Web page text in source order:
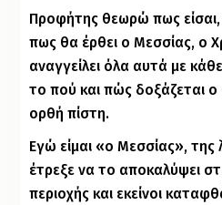
Προφήτης θεωρώ πως είσαι,
πως θα έρθει ο Μεσσίας, ο
αναγγείλει όλα αυτά με
το πού και πώς δοξάζεται ο
ορθή πίστη.
Εγώ είμαι «ο Μεσσίας», της
έτρεξε να το αποκαλύψει
περιοχής και εκείνοι